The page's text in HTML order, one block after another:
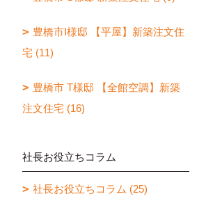
豊橋市I様邸 【平屋】新築注文住
宅 (11)
豊橋市 T様邸 【全館空調】新築
注文住宅 (16)
社長お役立ちコラム
社長お役立ちコラム (25)